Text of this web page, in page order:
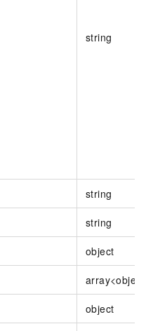
string
string
string
object
object